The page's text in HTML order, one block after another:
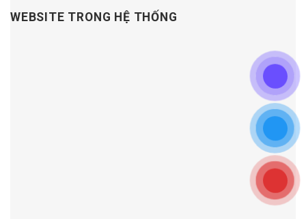
WEBSITE TRONG HỆ THỐNG